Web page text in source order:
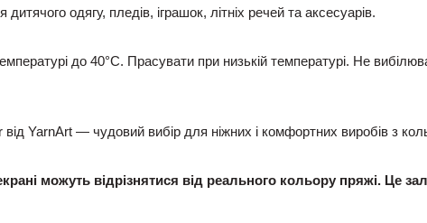
дитячого одягу, пледів, іграшок, літніх речей та аксесуарів.
до 40°C. Прасувати при низькій температурі. Не
YarnArt — чудовий вибір для ніжних і комфортних виробів з
можуть відрізнятися від реального кольору пряжі. Це